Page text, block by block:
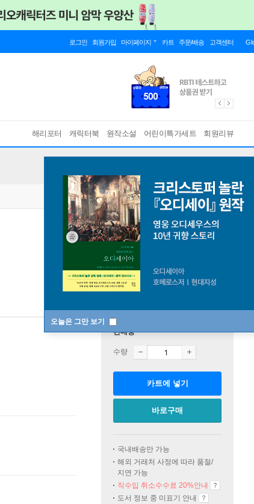
로그인 회원가입 마이페이지 카트 주문/배송 고객센터
해리포터 캐릭터북 원작소설 어린이특가세트 회원리뷰
오늘은 그만 보기
판매중
수량
카트에 넣기
바로구매
국내배송만 가능
해외 거래처 사정에 따라 품절/
지연 가능
직수입 취소수수료 20%안내
도서 정보 중 미표기 안내